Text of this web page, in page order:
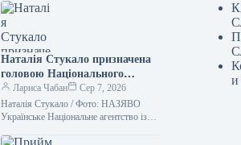
Наталія Стукало призначена
головою Національного
агентства із забезпечення
якості вищої освіти – які
факти про неї відомі
Лариса Чабан
Сер 7, 2026
Наталія Стукало / Фото: НАЗЯВО
Українське Національне агентство із
нового лідера. Цю посаду зайняла
и